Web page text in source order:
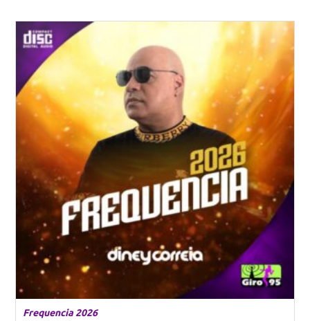
Frequencia 2026